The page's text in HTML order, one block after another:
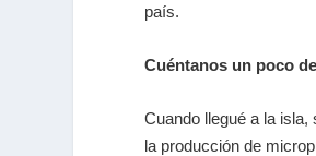
país.
Cuéntanos un poco
Cuando llegué a la
la producción de